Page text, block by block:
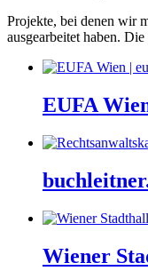
Projekte, bei denen wir
ausgearbeitet haben. Die
EUFA
Wiener